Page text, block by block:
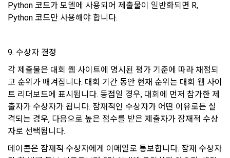
소셜 계정으로 로그인
로그인 하시려면 아래 이메일로 인증이 필요합니다. 이메일을 다
데이콘 회원가입을 환영합니다. 메일 인증은 데이콘 회원가입
2. 수신확인통지를 받은 이용자는 의사표시의 불일치 등이 있는
경우에는 수신확인통지를 받은 후 즉시 구매 신청 변경 및 취소
대금을 지불한 경우에는 제15조의 청약철회 등에 관한 규정에
제 13 조 (재화 및 서비스 등의 공급)
“사이트”는 이용자와 재화 및 서비스 등의 공급 시기에 관하여
별도의 약정이 없는 이상, 이용자가 청약을 한 날부터 재화 및 서
비스 등을 제공할 수 있도록 필요한 조치를 취한다. “사이트”는
수 있도록 적절한 조치를 한다.
관계법령에 의거하거나, 수사 목적으로 법령에 정해진 절차와
방법에 따라 수사기관의 요구가 있는 경우
다. 다음의 경우에 한하여 회원의 개인정보를 해외에 제공 또는
1) 국외 기업 회원
해외 취업을 원하는 회원의 개인정보를 제공하는 국외 기업이
있으며, 제휴를 통한 변동사항 발생 시 사전공지 합니다. 이 경우
개별적인 동의를 구하는 절차를 거치며, 동의가 없는 경우에는
제공하지 않습니다.
Python 코드가 모델에 사용되어 제출물이 일반화되면 R,
Python 코드만 사용해야 합니다.
9. 수상자 결정
각 제출물은 대회 웹 사이트에 명시된 평가 기준에 따라 채점되
고 순위가 매겨집니다. 대회 기간 동안 현재 순위는 대회 웹 사이
트 리더보드에 표시됩니다. 동점일 경우, 대회에 먼저 참가한 제
출자가 수상자가 됩니다. 잠재적인 수상자가 어떤 이유로든 실
격되는 경우, 다음으로 높은 점수를 받은 제출자가 잠재적 수상
자로 선택됩니다.
데이콘은 잠재적 수상자에게 이메일로 통보합니다. 잠재 수상자